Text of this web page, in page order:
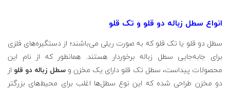
انواع سطل زباله دو قلو و تک قلو
سطل دو قلو یا تک قلو که به صورت ریلی می‌باشند؛ از دستگیره‌های فلزی
برای جابه‌جایی سطل زباله برخوردار هستند. همانطور که از نام این
محصولات پیداست، سطل تک قلو دارای یک مخزن وسطل زباله دو قلو از
دو مخزن طراحی شده که این نوع سطل‌ها اغلب برای محیط‌های بزرگتر